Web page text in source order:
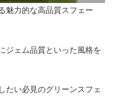
魅力的な高品質スフェー
ジェム品質といった風格を
たい必見のグリーンスフェ